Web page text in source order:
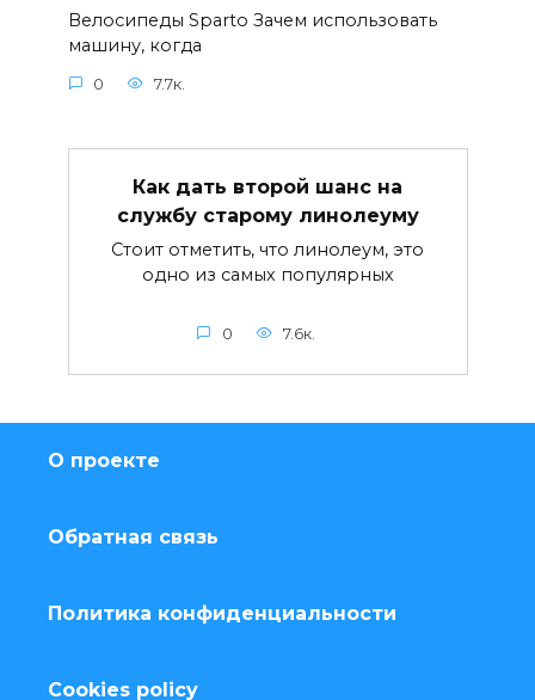
Велосипеды Sparto Зачем использовать
машину, когда
0 7.7к.
Как дать второй шанс на
службу старому линолеуму
Стоит отметить, что линолеум, это
одно из самых популярных
0 7.6к.
О проекте
Обратная связь
Политика конфиденциальности
Cookies policy